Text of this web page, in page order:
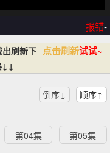
报错-
刷新下 点击刷新试试~
↓↓
倒序↓ 顺序↑
第04集
第05集